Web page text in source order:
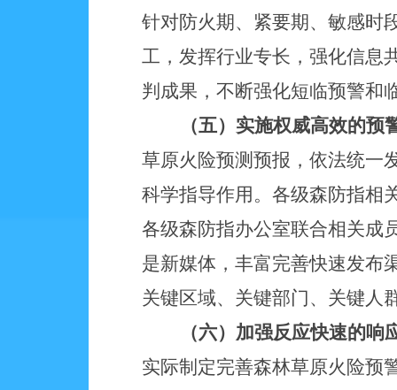
针对防火期、紧要期、敏感时
工，发挥行业专长，强化信息
判成果，不断强化短临预警和
（五）实施权威高效的预
草原火险预测预报，依法统一
科学指导作用。各级森防指相
各级森防指办公室联合相关成
是新媒体，丰富完善快速发布
关键区域、关键部门、关键人
（六）加强反应快速的响
实际制定完善森林草原火险预